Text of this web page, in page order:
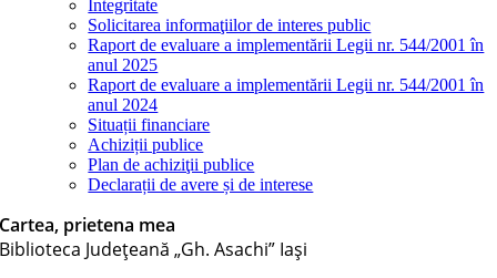
Integritate
Solicitarea informaţiilor de interes public
Raport de evaluare a implementării Legii nr. 544/2001 în
anul 2025
Raport de evaluare a implementării Legii nr. 544/2001 în
anul 2024
Situații financiare
Achiziții publice
Plan de achiziţii publice
Declarații de avere și de interese
Cartea, prietena mea
Biblioteca Judeţeană „Gh. Asachi” Iaşi